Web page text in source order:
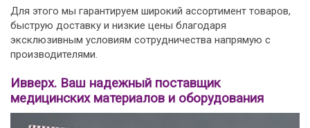
Для этого мы гарантируем широкий ассортимент товаров,
быструю доставку и низкие цены благодаря
эксклюзивным условиям сотрудничества напрямую с
производителями.
Ивверх. Ваш надежный поставщик
медицинских материалов и оборудования